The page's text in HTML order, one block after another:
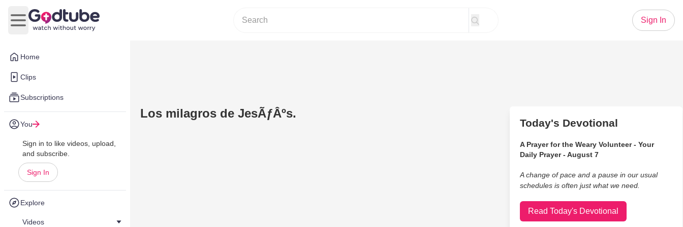
Home
Clips
Subscriptions
You
Sign in to like videos, upload,
and subscribe.
Sign In
Explore
Videos
Open main menu
Sign In
Los milagros de JesÃƒÂºs.
Today's Devotional
A Prayer for the Weary Volunteer - Your
Daily Prayer - August 7
A change of pace and a pause in our usual
schedules is often just what we need.
Read Today's Devotional